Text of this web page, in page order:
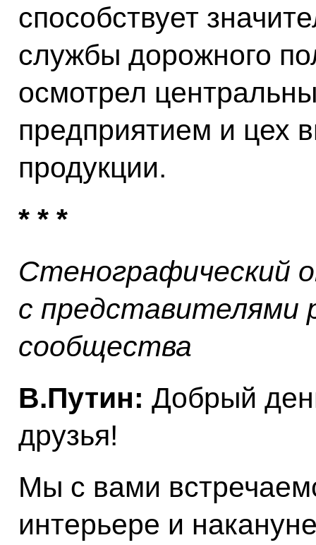
способствует
службы дорожного
осмотрел
предприятием и цех
продукции.
* * *
Стенографический
с представителями
сообщества
В.Путин: Добрый
друзья!
Мы с вами
интерьере и